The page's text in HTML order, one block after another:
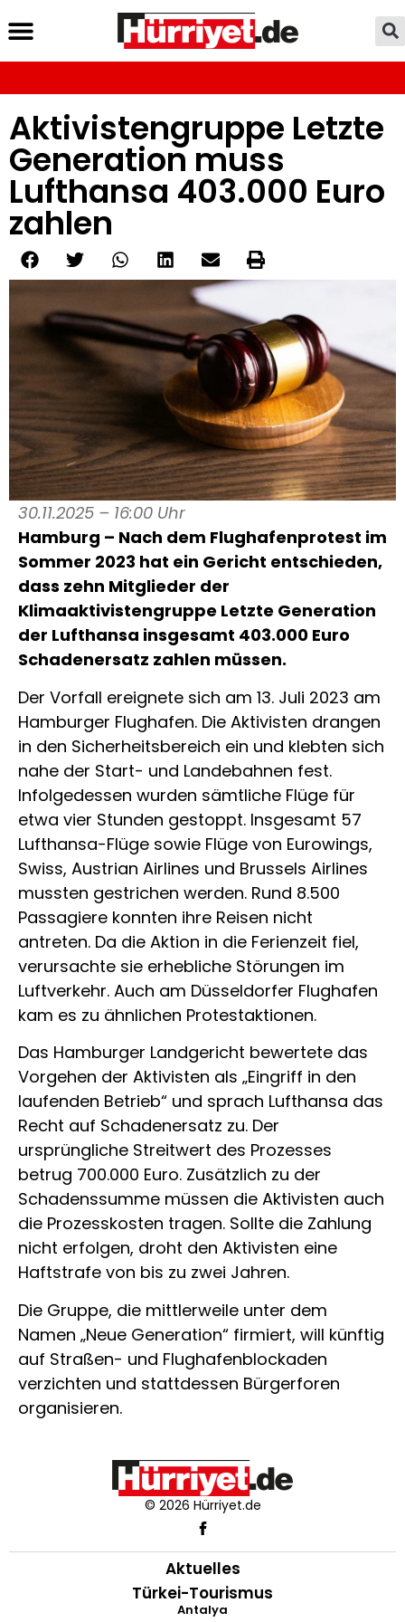
Aktivistengruppe Letzte
Generation muss
Lufthansa 403.000 Euro
zahlen
30.11.2025 – 16:00 Uhr
Hamburg – Nach dem Flughafenprotest im
Sommer 2023 hat ein Gericht entschieden,
dass zehn Mitglieder der
Klimaaktivistengruppe Letzte Generation
der Lufthansa insgesamt 403.000 Euro
Schadenersatz zahlen müssen.
Der Vorfall ereignete sich am 13. Juli 2023 am
Hamburger Flughafen. Die Aktivisten drangen
in den Sicherheitsbereich ein und klebten sich
nahe der Start- und Landebahnen fest.
Infolgedessen wurden sämtliche Flüge für
etwa vier Stunden gestoppt. Insgesamt 57
Lufthansa-Flüge sowie Flüge von Eurowings,
Swiss, Austrian Airlines und Brussels Airlines
mussten gestrichen werden. Rund 8.500
Passagiere konnten ihre Reisen nicht
antreten. Da die Aktion in die Ferienzeit fiel,
verursachte sie erhebliche Störungen im
Luftverkehr. Auch am Düsseldorfer Flughafen
kam es zu ähnlichen Protestaktionen.
Das Hamburger Landgericht bewertete das
Vorgehen der Aktivisten als „Eingriff in den
laufenden Betrieb“ und sprach Lufthansa das
Recht auf Schadenersatz zu. Der
ursprüngliche Streitwert des Prozesses
betrug 700.000 Euro. Zusätzlich zu der
Schadenssumme müssen die Aktivisten auch
die Prozesskosten tragen. Sollte die Zahlung
nicht erfolgen, droht den Aktivisten eine
Haftstrafe von bis zu zwei Jahren.
Die Gruppe, die mittlerweile unter dem
Namen „Neue Generation“ firmiert, will künftig
auf Straßen- und Flughafenblockaden
verzichten und stattdessen Bürgerforen
organisieren.
© 2026 Hürriyet.de
Aktuelles
Türkei-Tourismus
Antalya